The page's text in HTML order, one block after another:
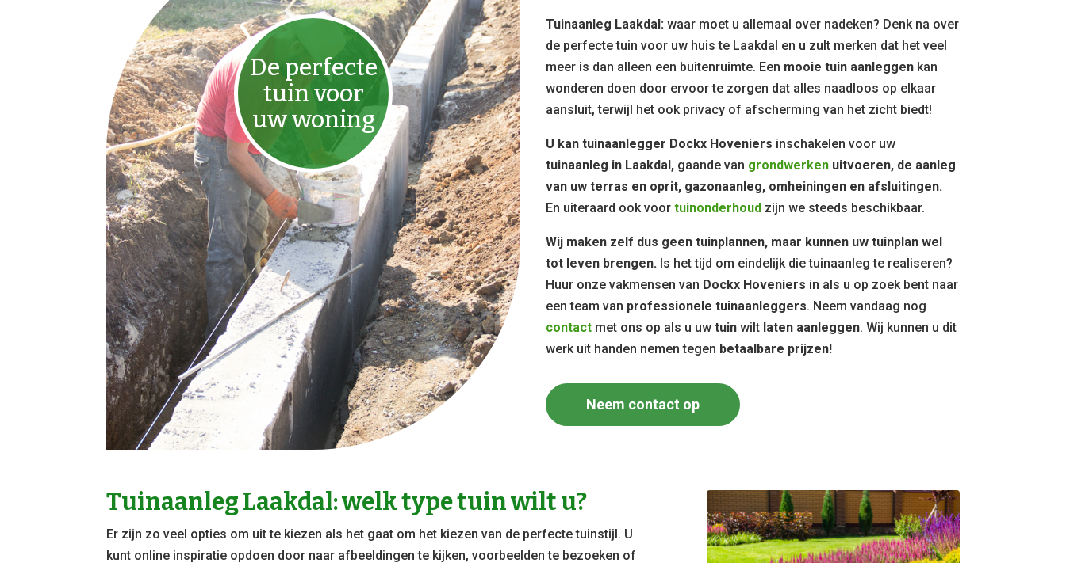
De perfecte
tuin voor
uw woning
Tuinaanleg Laakdal: waar moet u allemaal over nadeken? Denk na over
de perfecte tuin voor uw huis te Laakdal en u zult merken dat het veel
meer is dan alleen een buitenruimte. Een mooie tuin aanleggen kan
wonderen doen door ervoor te zorgen dat alles naadloos op elkaar
aansluit, terwijl het ook privacy of afscherming van het zicht biedt!
U kan tuinaanlegger Dockx Hoveniers inschakelen voor uw
tuinaanleg in Laakdal, gaande van grondwerken uitvoeren, de aanleg
van uw terras en oprit, gazonaanleg, omheiningen en afsluitingen.
En uiteraard ook voortuinonderhoud zijn we steeds beschikbaar.
Wij maken zelf dus geen tuinplannen, maar kunnen uw tuinplan wel
tot leven brengen. Is het tijd om eindelijk die tuinaanleg te realiseren?
Huur onze vakmensen van Dockx Hoveniers in als u op zoek bent naar
een team van professionele tuinaanleggers. Neem vandaag nog
contact met ons op als u uwtuin wilt laten aanleggen. Wij kunnen u dit
werk uit handen nemen tegen betaalbare prijzen!
Neem contact op
Tuinaanleg Laakdal: welk type tuin wilt u?
Er zijn zo veel opties om uit te kiezen als het gaat om het kiezen van de perfecte tuinstijl. U
kunt online inspiratie opdoen door naar afbeeldingen te kijken, voorbeelden te bezoeken of